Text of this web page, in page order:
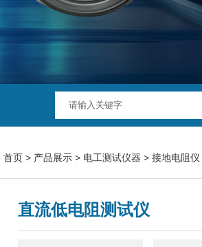
首页 > 产品展示 > 电工测试仪器 > 接地电阻仪
直流低电阻测试仪